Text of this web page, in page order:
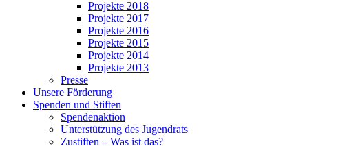
Projekte 2018
Projekte 2017
Projekte 2016
Projekte 2015
Projekte 2014
Projekte 2013
Presse
Unsere Förderung
Spenden und Stiften
Spendenaktion
Unterstützung des Jugendrats
Zustiften – Was ist das?